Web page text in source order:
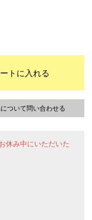
トに入れる
ついて問い合わせる
休み中にいただいた